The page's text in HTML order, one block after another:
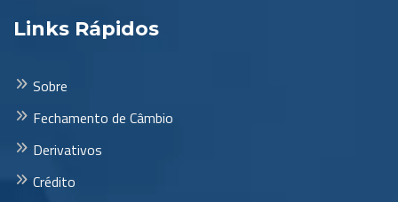
Links Rápidos
Sobre
Fechamento de Câmbio
Derivativos
Crédito